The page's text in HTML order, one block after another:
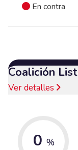
En contra
Coalición
Ver detalles
0 %